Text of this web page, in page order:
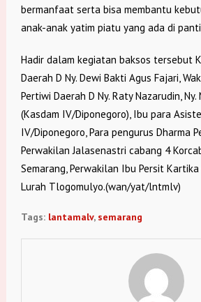
bermanfaat serta bisa membantu
anak-anak yatim piatu yang ada di
Hadir dalam kegiatan baksos tersebut
Daerah D Ny. Dewi Bakti Agus Fajari,
Pertiwi Daerah D Ny. Raty Nazarudin,
(Kasdam IV/Diponegoro), Ibu para
IV/Diponegoro, Para pengurus Dharma
Perwakilan Jalasenastri cabang 4
Semarang, Perwakilan Ibu Persit
Lurah Tlogomulyo.(wan/yat/lntmlv)
Tags: lantamalv, semarang